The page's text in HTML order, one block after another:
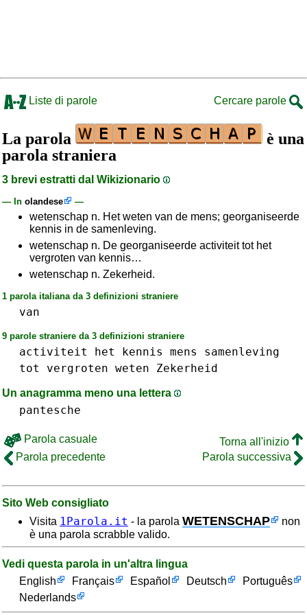
Liste di parole Cercare parole
La parola
è una
parola straniera
3 brevi estratti dal Wikizionario
— In olandese —
wetenschap n. Het weten van de mens; georganiseerde
kennis in de samenleving.
wetenschap n. De georganiseerde activiteit tot het
vergroten van kennis…
wetenschap n. Zekerheid.
1 parola italiana da 3 definizioni straniere
van
9 parole straniere da 3 definizioni straniere
activiteit het kennis mens
samenleving
tot
vergroten weten Zekerheid
Un anagramma meno una lettera
pantesche
Parola casuale
Torna all'inizio
Parola precedente
Parola successiva
Sito Web consigliato
Visita 1Parola.it - la parola WETENSCHAP
non
è una parola scrabble valido.
Vedi questa parola in un'altra lingua
English
Français Español Deutsch
Português
Nederlands